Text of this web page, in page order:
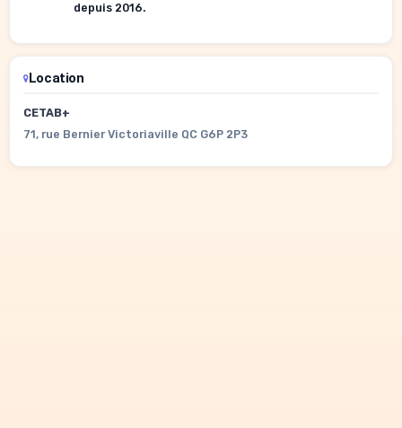
depuis 2016.
Location
CETAB+
71, rue Bernier Victoriaville QC G6P 2P3